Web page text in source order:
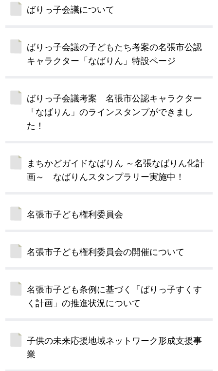
ばりっ子会議について
ばりっ子会議の子どもたち考案の名張市公認
キャラクター「なばりん」特設ページ
ばりっ子会議考案 名張市公認キャラクター
「なばりん」のラインスタンプができまし
た！
まちかどガイドなばりん ～名張なばりん化計
画～ なばりんスタンプラリー実施中！
名張市子ども権利委員会
名張市子ども権利委員会の開催について
名張市子ども条例に基づく「ばりっ子すくす
く計画」の推進状況について
子供の未来応援地域ネットワーク形成支援事
業